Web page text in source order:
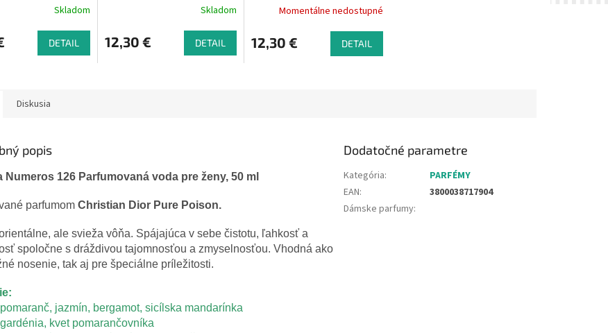
Skladom
DETAIL
Skladom
12,30 € DETAIL
Momentálne nedostupné
12,30 € DETAIL
Diskusia
popis
Numeros 126 Parfumovaná voda pre ženy, 50 ml
parfumom Christian Dior Pure Poison.
, ale svieža vôňa. Spájajúca v sebe čistotu, ľahkosť a
spoločne s dráždivou tajomnosťou a zmyselnosťou. Vhodná ako
nosenie, tak aj pre špeciálne príležitosti.
:
pomaranč, jazmín, bergamot, sicílska mandarínka
gardénia, kvet pomarančovníka
Dodatočné parametre
Kategória:
PARFÉMY
EAN:
3800038717904
Dámske parfumy: